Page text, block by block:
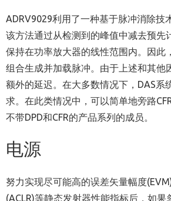
ADRV9029利用了一种基于脉冲消除技
该方法通过从检测到的峰值中减去预先
保持在功率放大器的线性范围内。因此
组合生成并加载脉冲。由于上述和其他
额外的延迟。在大多数情况下，DAS系
求。在此类情况中，可以简单地旁路CFR
不带DPD和CFR的产品系列的成员。
电源
努力实现尽可能高的误差矢量幅度
(ACLR)等静态发射器性能指标后，如果